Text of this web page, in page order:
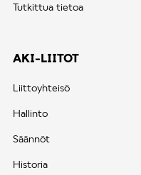
Tutkittua tietoa
AKI-LIITOT
Liittoyhteisö
Hallinto
Säännöt
Historia